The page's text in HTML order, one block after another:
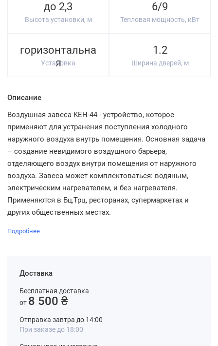
до 2,3
Высота установки, м
6/9
Тепловая мощность, кВт
горизонтальна
я
Установка
1.2
Ширина дверей, м
Описание
Воздушная завеса KEH-44 - устройство, которое
применяют для устранения поступления холодного
наружного воздуха внутрь помещения. Основная задача
– создание невидимого воздушного барьера,
отделяющего воздух внутри помещения от наружного
воздуха. Завеса может комплектоваться: водяным,
электрическим нагревателем, и без нагревателя.
Применяются в Бц,Трц, ресторанах, супермаркетах и
других общественных местах.
Подробнее
Доставка
Бесплатная доставка
от 8 500 ₴
Отправка завтра до 14:00
При заказе до 18:00